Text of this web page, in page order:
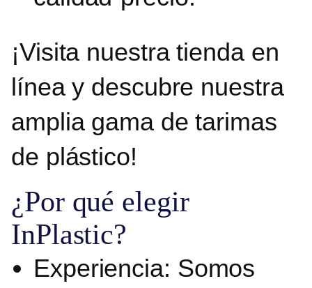
¡Visita nuestra tienda en
línea y descubre nuestra
amplia gama de tarimas
de plástico!
¿Por qué elegir
InPlastic?
Experiencia: Somos